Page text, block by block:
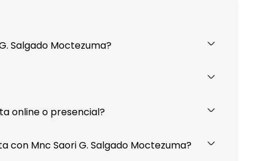
Salgado Moctezuma?
online o presencial?
con Mnc Saori G. Salgado Moctezuma?